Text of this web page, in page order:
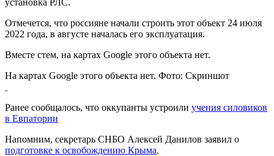
Отмечется, что россияне начали строить этот объект 24 июля
2022 года, в августе началась его эксплуатация.
Вместе стем, на картах Google этого объекта нет.
На картах Google этого объекта нет. Фото: Скриншот
Ранее сообщалось, что оккупанты устроили учения силовиков
в Евпатории
Напомним, секретарь СНБО Алексей Данилов заявил о
подготовке к освобождению Крыма.